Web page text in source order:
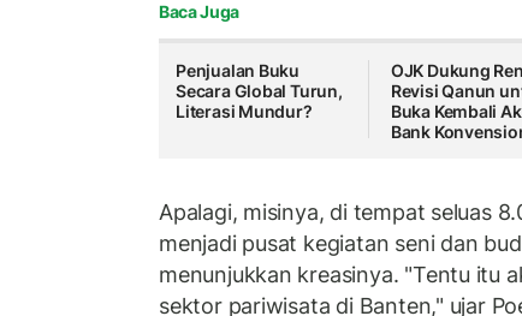
Baca Juga
Penjualan Buku
Secara Global Turun,
Literasi Mundur?
OJK Dukung
Revisi Qanun
Buka Kembali
Bank
Apalagi, misinya, di tempat seluas
menjadi pusat kegiatan seni dan
menunjukkan kreasinya. "Tentu itu
sektor pariwisata di Banten," ujar